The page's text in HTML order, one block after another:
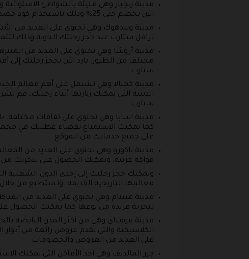
مدينة زنجبار وهي مليئة بالشواطئ الاستوائية
الآن بخصم حتى 25% وذلك باستخدام كود خصم ترافل ستارت.
مدينة ويندهوك وهي تحتوي على العديد من
ترافل ستارت عند حجز رحلتك الجوية وذلك
مختلف من الطيور، بارد الآن بحجز رحلتك
ستارت.
مدينة كمبالا وهي تشتمل على أهم معالم الجذب
الدينية التي يمكنك زيارتها أثناء رحلتك،
ستارت.
مدينة اسابا وهي تحتوي على ثقافات مختلفة،
كما يمكنك الاستمتاع بقضاء عطلتك في
على جميع خدماتك من الموقع.
مدينة ناكورو وهي تحتوي على العديد من
فواكه غريبة، ويمكنك الحصول على تذكرتك
ويمكنك حجز رحلتك إلى إحدى الدول الشعبية
معالمها التاريخية القديمة، وتستطيع من
مدينة فيتنام وهي تحتوي على العديد من
بتجربة فريدة من نوعها كما يمكنك الحصول على تخفيضات تبدأ من 10%
مدينة مومباي وهي من أكثر المدن النابضة
الكلاسيكية والتي تقدم عروض رائعة من
على العديد من العروض والخصومات.
جزر المالديف وهي أحد الأماكن التي يمكنك